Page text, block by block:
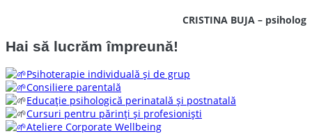
CRISTINA BUJA – psiholog
Hai să lucrăm împreună!
Psihoterapie individuală și de grup
Consiliere parentală
Educație psihologică perinatală și postnatală
Cursuri pentru părinți și profesioniști
Ateliere Corporate Wellbeing